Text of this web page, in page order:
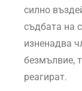
силно
съдбата на
изненадва
безмълвие,
реагират.